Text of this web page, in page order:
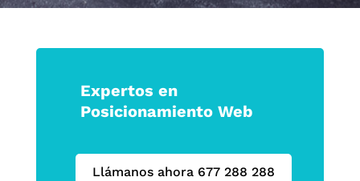
Expertos en
Posicionamiento Web
Llámanos ahora 677 288 288